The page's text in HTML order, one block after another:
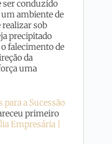
ser conduzido
ambiente de
sob
precipitado
falecimento de
da
uma
a Sucessão
primeiro
Empresária |